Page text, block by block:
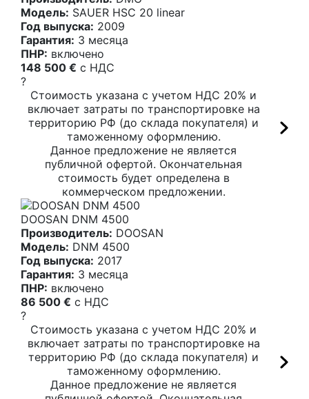
Модель: SAUER HSC 20 linear
Год выпуска: 2009
Гарантия: 3 месяца
ПНР: включено
148 500 € c НДС
?
Стоимость указана с учетом НДС 20% и
включает затраты по транспортировке на
территорию РФ (до склада покупателя) и
таможенному оформлению.
Данное предложение не является
публичной офертой. Окончательная
стоимость будет определена в
коммерческом предложении.
DOOSAN DNM 4500
Производитель: DOOSAN
Модель: DNM 4500
Год выпуска: 2017
Гарантия: 3 месяца
ПНР: включено
86 500 € c НДС
?
Стоимость указана с учетом НДС 20% и
включает затраты по транспортировке на
территорию РФ (до склада покупателя) и
таможенному оформлению.
Данное предложение не является